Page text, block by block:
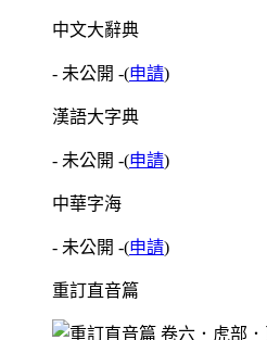
中文大辭典
- 未公開 -(申請)
漢語大字典
- 未公開 -(申請)
中華字海
- 未公開 -(申請)
重訂直音篇